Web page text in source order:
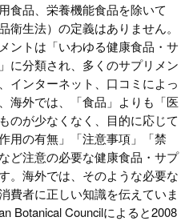
食品、栄養機能食品を除いて
生法）の定義はありません。
ントは「いわゆる健康食品・サ
に分類され、多くのサプリメン
インターネット、口コミによっ
海外では、「食品」よりも「医
のが少なくなく、目的に応じて
用の有無」「注意事項」「禁
ど注意の必要な健康食品・サプ
。海外では、そのような必要な
費者に正しい知識を伝えていま
Botanical Councilによると2008